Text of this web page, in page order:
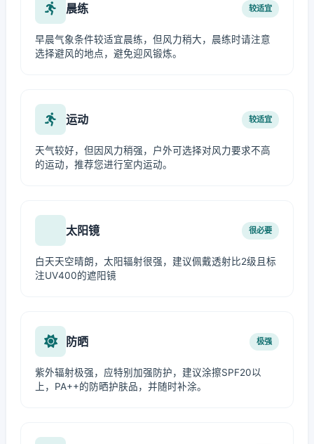
晨练 较适宜
早晨气象条件较适宜晨练，但风力稍大，晨练时请注意
选择避风的地点，避免迎风锻炼。
运动 较适宜
天气较好，但因风力稍强，户外可选择对风力要求不高
的运动，推荐您进行室内运动。
太阳镜 很必要
白天天空晴朗，太阳辐射很强，建议佩戴透射比2级且标
注UV400的遮阳镜
防晒 极强
紫外辐射极强，应特别加强防护，建议涂擦SPF20以
上，PA++的防晒护肤品，并随时补涂。